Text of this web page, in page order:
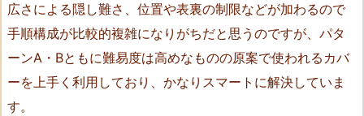
k
a
t
a）
広さによる隠し難さ、位置や表裏の制限などが加わるので
手順構成が比較的複雑になりがちだと思うのですが、パタ
ーンA・Bともに難易度は高めなものの原案で使われるカバ
ーを上手く利用しており、かなりスマートに解決していま
す。